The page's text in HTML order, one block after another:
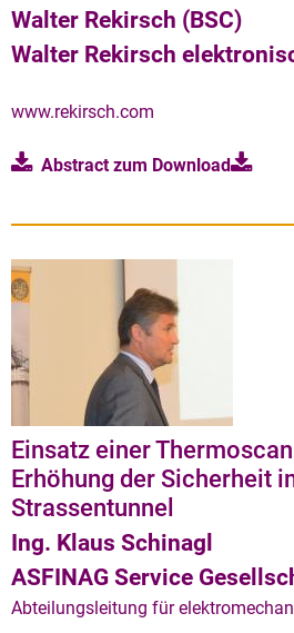
Walter Rekirsch (BSC)
Walter Rekirsch
www.rekirsch.com
Abstract zum Download
Einsatz einer
Erhöhung der Sicherheit
Strassentunnel
Ing. Klaus Schinagl
ASFINAG Service
Abteilungsleitung für